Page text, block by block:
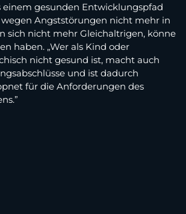
einem gesunden Entwicklungspfad
wegen Angststörungen nicht mehr in
sich nicht mehr Gleichaltrigen, könne
haben. „Wer als Kind oder
nicht gesund ist, macht auch
und ist dadurch
für die Anforderungen des